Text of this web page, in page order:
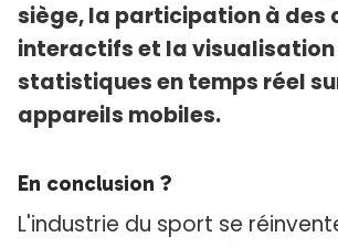
siège, la participation à des
interactifs et la visualisation
statistiques en temps réel
appareils mobiles.
En conclusion ?
L'industrie du sport se